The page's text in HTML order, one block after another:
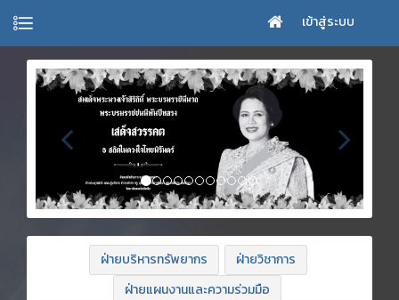
เข้าสู่ระบบ
ฝ่ายบริหารทรัพยากร
ฝ่ายวิชาการ
ฝ่ายแผนงานและความร่วมมือ